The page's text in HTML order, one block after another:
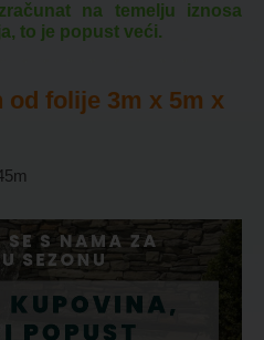
na temelju iznosa
to je popust veći.
od folije 3m x 5m x